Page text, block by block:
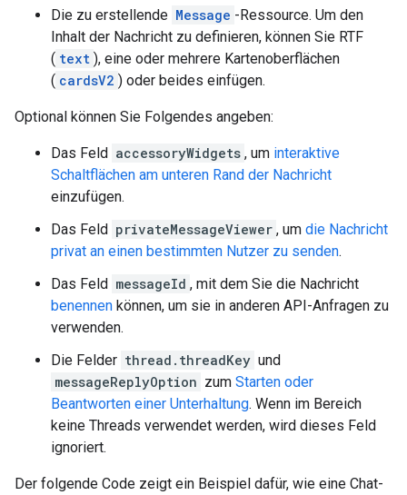
Die zu erstellende Message -Ressource. Um den
Inhalt der Nachricht zu definieren, können Sie RTF
( text ), eine oder mehrere Kartenoberflächen
( cardsV2 ) oder beides einfügen.
Optional können Sie Folgendes angeben:
Das Feld accessoryWidgets , um interaktive
Schaltflächen am unteren Rand der Nachricht
einzufügen.
Das Feld privateMessageViewer , um die Nachricht
privat an einen bestimmten Nutzer zu senden.
Das Feld messageId , mit dem Sie die Nachricht
benennen können, um sie in anderen API-Anfragen zu
verwenden.
Die Felder thread.threadKey und
messageReplyOption zum Starten oder
Beantworten einer Unterhaltung. Wenn im Bereich
keine Threads verwendet werden, wird dieses Feld
ignoriert.
Der folgende Code zeigt ein Beispiel dafür, wie eine Chat-